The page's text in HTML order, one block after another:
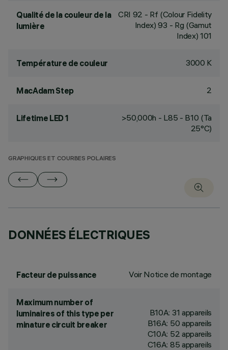
Qualité de la couleur de la
lumière
CRI 92 - Rf (Colour Fidelity
Index) 93 - Rg (Gamut
Index) 101
Température de couleur 3000 K
MacAdam Step 2
Lifetime LED 1
>50,000h - L85 - B10 (Ta
25°C)
GRAPHIQUES ET COURBES POLAIRES
DONNÉES ÉLECTRIQUES
Facteur de puissance Voir Notice de montage
Maximum number of
luminaires of this type per
minature circuit breaker
B10A: 31 appareils
B16A: 50 appareils
C10A: 52 appareils
C16A: 85 appareils